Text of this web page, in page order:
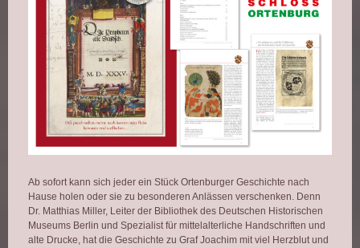
Ab sofort kann sich jeder ein Stück Ortenburger Geschichte nach
Hause holen oder sie zu besonderen Anlässen verschenken. Denn
Dr. Matthias Miller, Leiter der Bibliothek des Deutschen Historischen
Museums Berlin und Spezialist für mittelalterliche Handschriften und
alte Drucke, hat die Geschichte zu Graf Joachim mit viel Herzblut und